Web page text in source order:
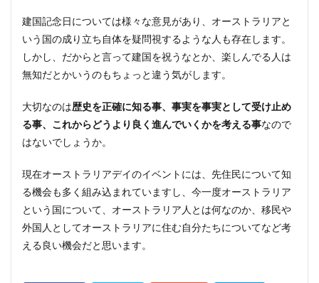
建国記念日については様々な意見があり、オーストラリアと
いう国の成り立ち自体を疑問視するような人も存在します。
しかし、だからと言って建国を祝うなとか、楽しんでる人は
無知だとかいうのもちょっと違う気がします。
大切なのは歴史を正確に知る事、事実を事実として受け止め
る事、これからどうより良く進んでいくかを考える事なので
はないでしょうか。
現在オーストラリアデイのイベントには、先住民について知
る機会も多く組み込まれていますし、今一度オーストラリア
という国について、オーストラリア人とは何なのか、移民や
外国人としてオーストラリアに住む自分たちについてなど考
える良い機会だと思います。